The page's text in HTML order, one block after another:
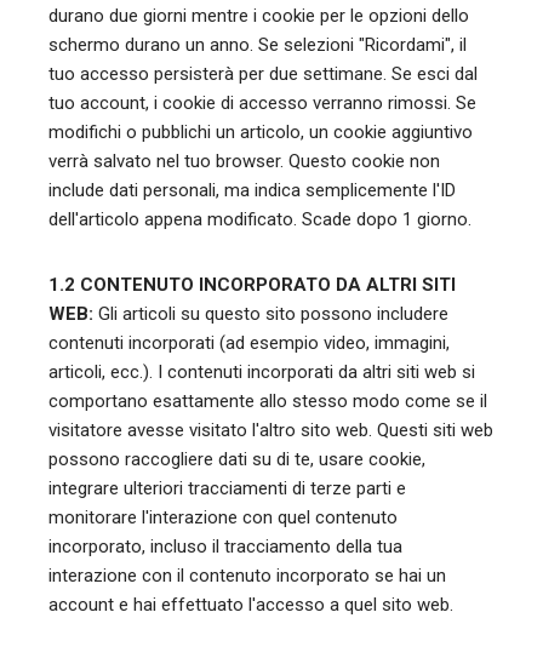
durano due giorni mentre i cookie per le opzioni dello
schermo durano un anno. Se selezioni "Ricordami", il
tuo accesso persisterà per due settimane. Se esci dal
tuo account, i cookie di accesso verranno rimossi. Se
modifichi o pubblichi un articolo, un cookie aggiuntivo
verrà salvato nel tuo browser. Questo cookie non
include dati personali, ma indica semplicemente l'ID
dell'articolo appena modificato. Scade dopo 1 giorno.
1.2 CONTENUTO INCORPORATO DA ALTRI SITI
WEB: Gli articoli su questo sito possono includere
contenuti incorporati (ad esempio video, immagini,
articoli, ecc.). I contenuti incorporati da altri siti web si
comportano esattamente allo stesso modo come se il
visitatore avesse visitato l'altro sito web. Questi siti web
possono raccogliere dati su di te, usare cookie,
integrare ulteriori tracciamenti di terze parti e
monitorare l'interazione con quel contenuto
incorporato, incluso il tracciamento della tua
interazione con il contenuto incorporato se hai un
account e hai effettuato l'accesso a quel sito web.